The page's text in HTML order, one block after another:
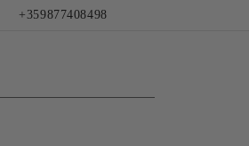
+359877408498